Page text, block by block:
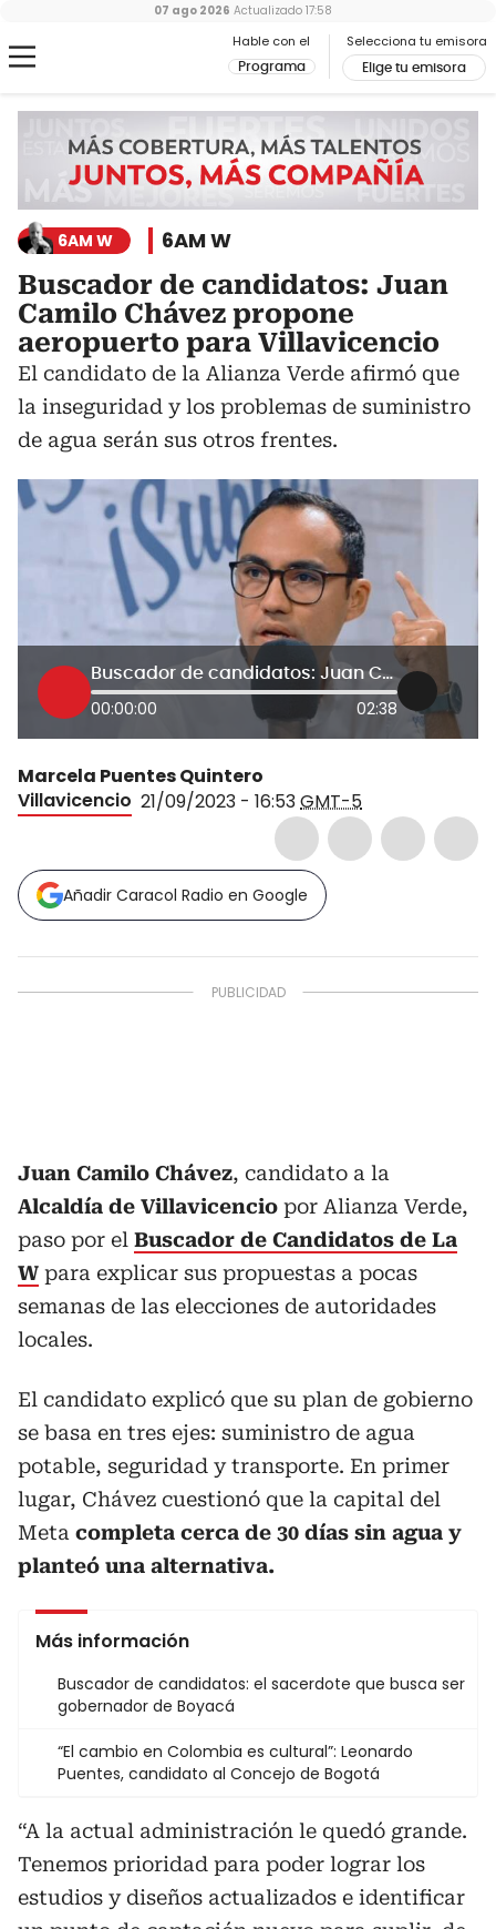
Hable con el
Programa
Selecciona tu emisora
Elige tu emisora
07 ago 2026 Actualizado 17:58
6AM W 6AM W
Buscador de candidatos: Juan
Camilo Chávez propone
aeropuerto para Villavicencio
El candidato de la Alianza Verde afirmó que
la inseguridad y los problemas de suministro
de agua serán sus otros frentes.
Buscador de candidatos: Juan Camilo Chávez propone aeropuerto para Villavicencio
00:00:00 02:38
Marcela Puentes Quintero
Villavicencio 21/09/2023 - 16:53GMT-5
Añadir Caracol Radio en Google
Juan Camilo Chávez, candidato a la
Alcaldía de Villavicencio por Alianza Verde,
paso por el Buscador de Candidatos de La
W para explicar sus propuestas a pocas
semanas de las elecciones de autoridades
locales.
El candidato explicó que su plan de gobierno
se basa en tres ejes: suministro de agua
potable, seguridad y transporte. En primer
lugar, Chávez cuestionó que la capital del
Meta completa cerca de 30 días sin agua y
planteó una alternativa.
Más información
Buscador de candidatos: el sacerdote que busca ser
gobernador de Boyacá
“El cambio en Colombia es cultural”: Leonardo
Puentes, candidato al Concejo de Bogotá
“A la actual administración le quedó grande.
Tenemos prioridad para poder lograr los
estudios y diseños actualizados e identificar